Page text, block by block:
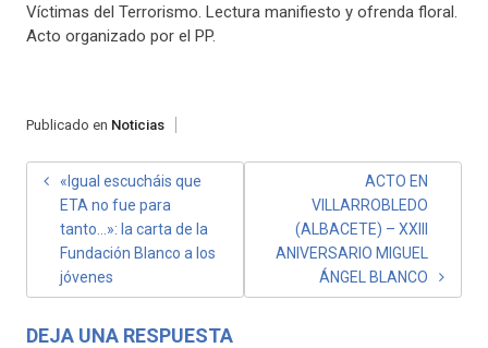
Víctimas del Terrorismo. Lectura manifiesto y ofrenda floral.
Acto organizado por el PP.
Publicado en Noticias
NAVEGACIÓN
ENTRADAS
«Igual escucháis que
ETA no fue para
tanto…»: la carta de la
Fundación Blanco a los
jóvenes
ACTO EN
VILLARROBLEDO
(ALBACETE) – XXIII
ANIVERSARIO MIGUEL
ÁNGEL BLANCO
DEJA UNA RESPUESTA